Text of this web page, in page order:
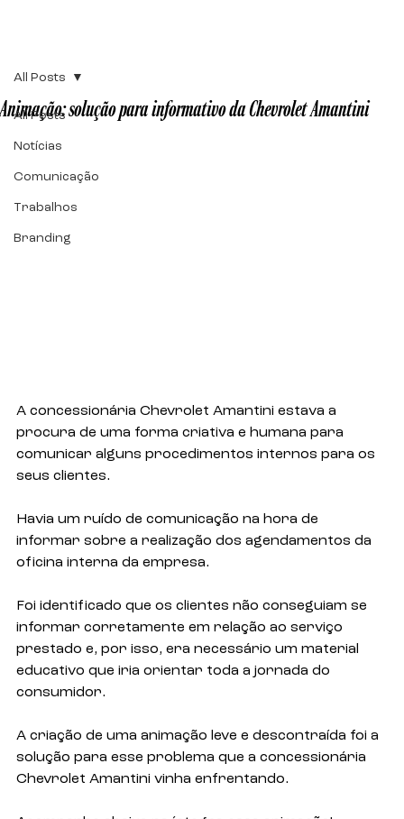
All Posts
Notícias
Comunicação
Trabalhos
Branding
All Posts
Animação: solução para informativo da Chevrolet Amantini
A concessionária Chevrolet Amantini estava a
procura de uma forma criativa e humana para
comunicar alguns procedimentos internos para os
seus clientes.
Havia um ruído de comunicação na hora de
informar sobre a realização dos agendamentos da
oficina interna da empresa.
Foi identificado que os clientes não conseguiam se
informar corretamente em relação ao serviço
prestado e, por isso, era necessário um material
educativo que iria orientar toda a jornada do
consumidor.
A criação de uma animação leve e descontraída foi a
solução para esse problema que a concessionária
Chevrolet Amantini vinha enfrentando.